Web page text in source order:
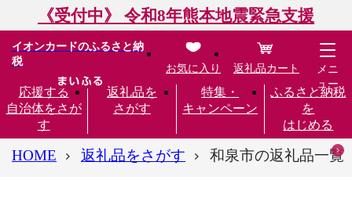
《受付中》 令和8年熊本地震緊急支援
イオンカードのふるさと納
税
応援する
自治体をさが
す
返礼品を
さがす
特集・
キャンペーン
ふるさと納税
を
はじめる
お気に入り 返礼品カート
メニ
ュー
HOME 返礼品をさがす 和泉市の返礼品一覧